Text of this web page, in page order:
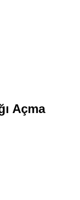
Açma